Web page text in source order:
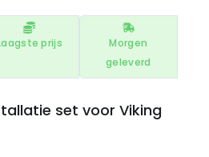
prijs
Morgen
geleverd
set voor Viking